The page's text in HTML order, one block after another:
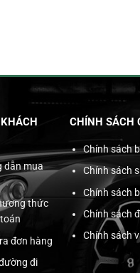
dẫn mua
thức
đơn hàng
đi
CHÍNH SÁCH
Chính sách
Chính sách
Chính sách
Chính sách
Chính sách